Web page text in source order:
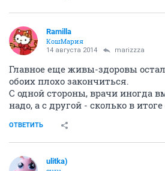
Ramilla
КошМария
14 августа 2014 marizzza
Главное еще живы-здоровы
обоих плохо закончиться.
С одной стороны, врачи иногда
надо, а с другой - сколько в
ОТВЕТИТЬ
ulitka)